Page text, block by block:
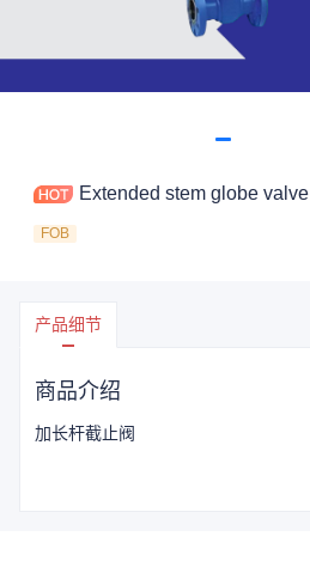
Extended stem globe valve
FOB
产品细节
商品介绍
加长杆截止阀